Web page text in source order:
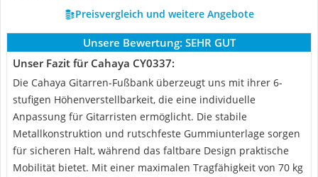
Preisvergleich und weitere Angebote
Unsere Bewertung: SEHR GUT
Unser Fazit für Cahaya CY0337:
Die Cahaya Gitarren-Fußbank überzeugt uns mit ihrer 6-
stufigen Höhenverstellbarkeit, die eine individuelle
Anpassung für Gitarristen ermöglicht. Die stabile
Metallkonstruktion und rutschfeste Gummiunterlage sorgen
für sicheren Halt, während das faltbare Design praktische
Mobilität bietet. Mit einer maximalen Tragfähigkeit von 70 kg